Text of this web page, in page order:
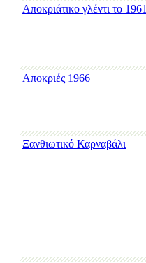
Αποκριάτικο γλέντι το 1961
Αποκριές 1966
Ξανθιωτικό Καρναβάλι